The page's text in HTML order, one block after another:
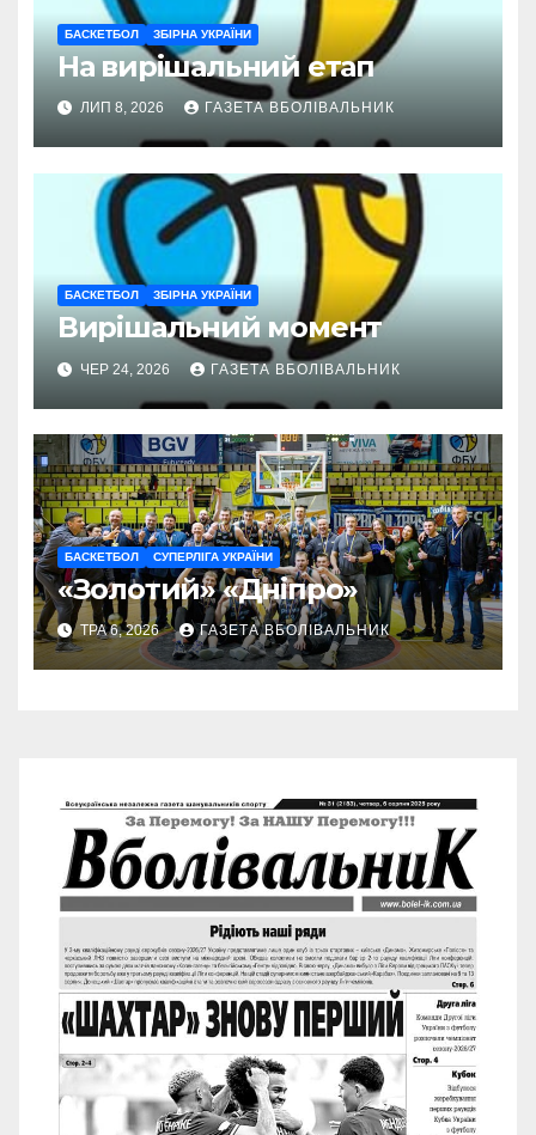
БАСКЕТБОЛ ЗБІРНА УКРАЇНИ
На вирішальний етап
ЛИП 8, 2026 ГАЗЕТА ВБОЛІВАЛЬНИК
БАСКЕТБОЛ ЗБІРНА УКРАЇНИ
Вирішальний момент
ЧЕР 24, 2026 ГАЗЕТА ВБОЛІВАЛЬНИК
БАСКЕТБОЛ СУПЕРЛІГА УКРАЇНИ
«Золотий» «Дніпро»
ТРА 6, 2026 ГАЗЕТА ВБОЛІВАЛЬНИК